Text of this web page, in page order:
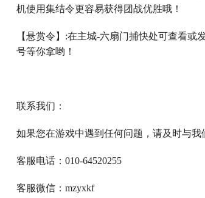
机使用集结令更容易获得团战优胜哦！
【悬赏令】 :在主城-六扇门捕快处可查看或
号等你拿哟！
联系我们：
如果您在游戏中遇到任何问题，请及时与我
客服电话：010-64520255
客服微信：mzyxkf